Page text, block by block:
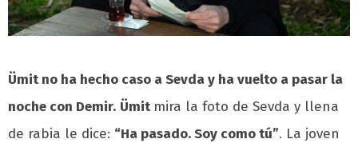
Ümit no ha hecho caso a Sevda y ha vuelto a pasar la
noche con Demir. Ümit mira la foto de Sevda y llena
de rabia le dice: “Ha pasado. Soy como tú”. La joven